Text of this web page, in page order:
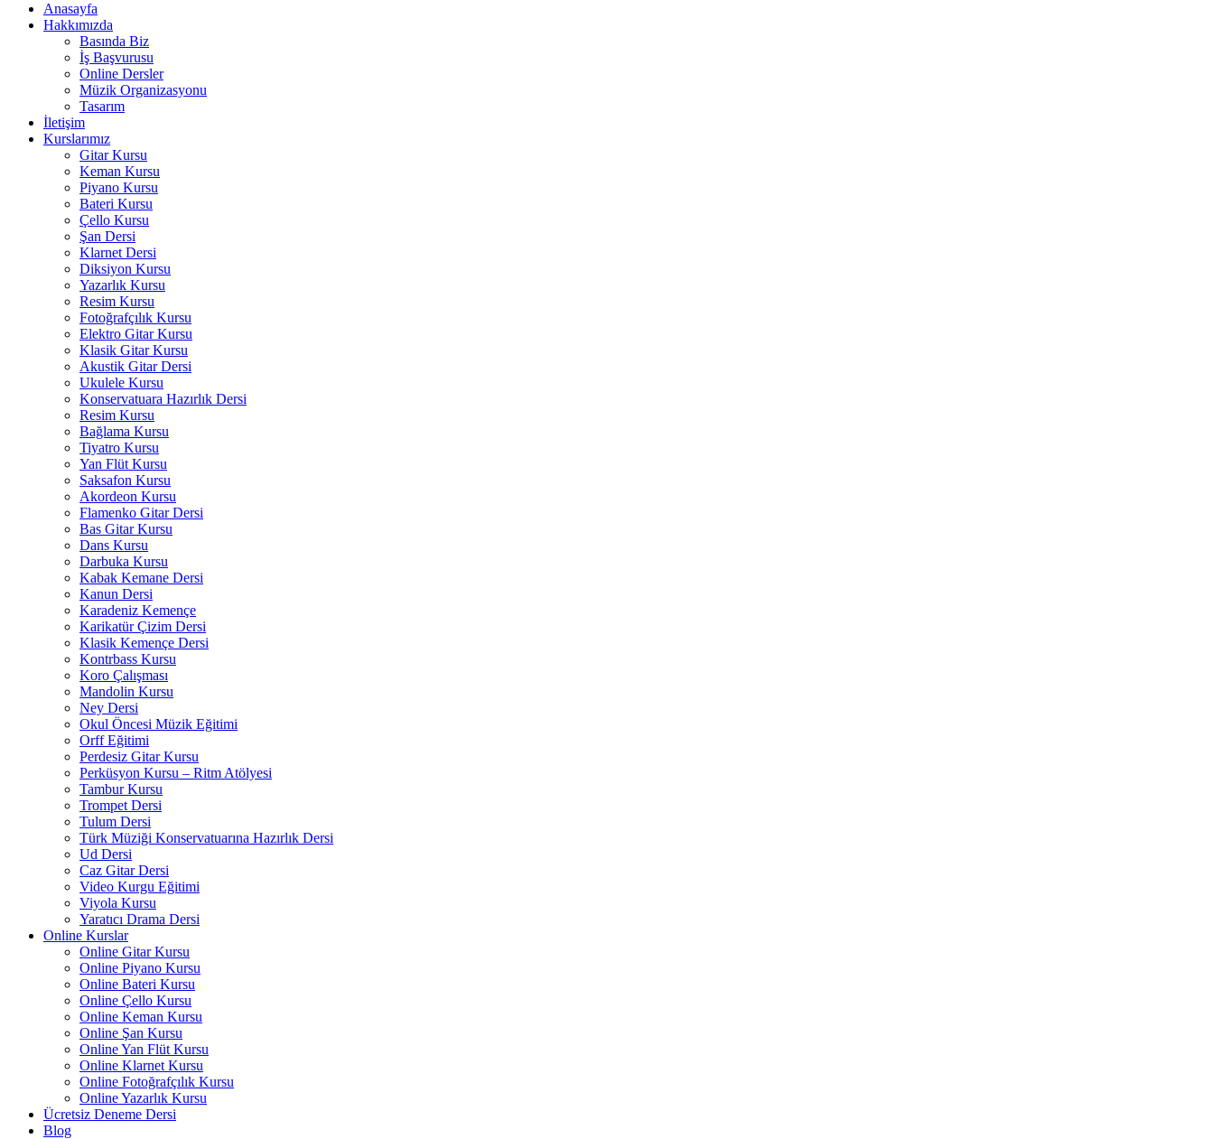
Anasayfa
Hakkımızda
Basında Biz
İş Başvurusu
Online Dersler
Müzik Organizasyonu
Tasarım
İletişim
Kurslarımız
Gitar Kursu
Keman Kursu
Piyano Kursu
Bateri Kursu
Çello Kursu
Şan Dersi
Klarnet Dersi
Diksiyon Kursu
Yazarlık Kursu
Resim Kursu
Fotoğrafçılık Kursu
Elektro Gitar Kursu
Klasik Gitar Kursu
Akustik Gitar Dersi
Ukulele Kursu
Konservatuara Hazırlık Dersi
Resim Kursu
Bağlama Kursu
Tiyatro Kursu
Yan Flüt Kursu
Saksafon Kursu
Akordeon Kursu
Flamenko Gitar Dersi
Bas Gitar Kursu
Dans Kursu
Darbuka Kursu
Kabak Kemane Dersi
Kanun Dersi
Karadeniz Kemençe
Karikatür Çizim Dersi
Klasik Kemençe Dersi
Kontrbass Kursu
Koro Çalışması
Mandolin Kursu
Ney Dersi
Okul Öncesi Müzik Eğitimi
Orff Eğitimi
Perdesiz Gitar Kursu
Perküsyon Kursu – Ritm Atölyesi
Tambur Kursu
Trompet Dersi
Tulum Dersi
Türk Müziği Konservatuarına Hazırlık Dersi
Ud Dersi
Caz Gitar Dersi
Video Kurgu Eğitimi
Viyola Kursu
Yaratıcı Drama Dersi
Online Kurslar
Online Gitar Kursu
Online Piyano Kursu
Online Bateri Kursu
Online Çello Kursu
Online Keman Kursu
Online Şan Kursu
Online Yan Flüt Kursu
Online Klarnet Kursu
Online Fotoğrafçılık Kursu
Online Yazarlık Kursu
Ücretsiz Deneme Dersi
Blog